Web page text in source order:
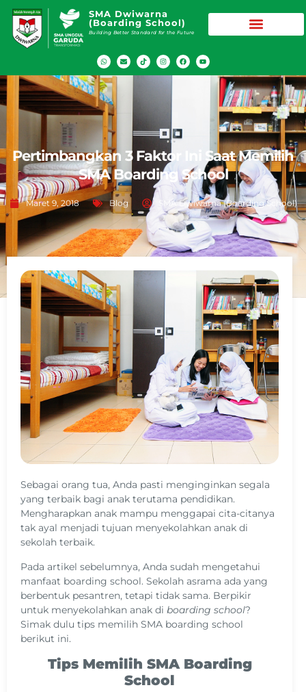
SMA Dwiwarna
(Boarding School)
Building Better Standard for the Future
Pertimbangkan 3 Faktor Ini Saat Memilih
SMA Boarding School
Maret 9, 2018 Blog SMA Dwiwarna (Boarding School)
Sebagai orang tua, Anda pasti menginginkan segala
yang terbaik bagi anak terutama pendidikan.
Mengharapkan anak mampu menggapai cita-citanya
tak ayal menjadi tujuan menyekolahkan anak di
sekolah terbaik.
Pada artikel sebelumnya, Anda sudah mengetahui
manfaat boarding school. Sekolah asrama ada yang
berbentuk pesantren, tetapi tidak sama. Berpikir
untuk menyekolahkan anak di boarding school?
Simak dulu tips memilih SMA boarding school
berikut ini.
Tips Memilih SMA Boarding
School